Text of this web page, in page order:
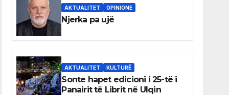
AKTUALITET OPINIONE
Njerka pa ujë
AKTUALITET KULTURË
Sonte hapet edicioni i 25-të i
Panairit të Librit në Ulqin